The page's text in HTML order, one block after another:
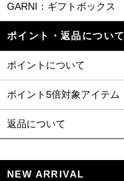
GARNI：ギフトボックス
ポイント・返品について
ポイントについて
ポイント5倍対象アイテム
返品について
NEW ARRIVAL